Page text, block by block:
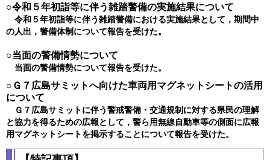
○令和５年初詣等に伴う雑踏警備の実施結果について
令和５年初詣等に伴う雑踏警備における実施結果として，期間中
の人出，警備体制について報告を受けた。
○当面の警備情勢について
当面の警備情勢について報告を受けた。
○Ｇ７広島サミットへ向けた車両用マグネットシートの活用
について
Ｇ７広島サミットに伴う警戒警備・交通規制に対する県民の理解
と協力を得るための広報として，警ら用無線自動車等の側面に広報
用マグネットシートを掲示することについて報告を受けた​​​。